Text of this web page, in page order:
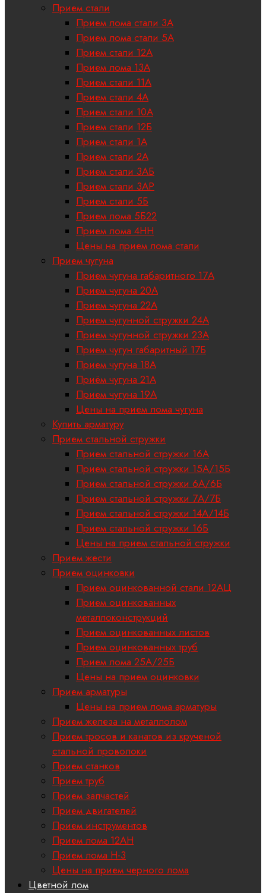
Прием стали
Прием лома стали 3А
Прием лома стали 5А
Прием стали 12А
Прием лома 13А
Прием стали 11А
Прием стали 4А
Прием стали 10А
Прием стали 12Б
Прием стали 1А
Прием стали 2А
Прием стали 3АБ
Прием стали 3АР
Прием стали 5Б
Прием лома 5Б22
Прием лома 4НН
Цены на прием лома стали
Прием чугуна
Прием чугуна габаритного 17A
Прием чугуна 20А
Прием чугуна 22А
Прием чугунной стружки 24А
Прием чугунной стружки 23А
Прием чугун габаритный 17Б
Прием чугуна 18A
Приём чугуна 21А
Прием чугуна 19А
Цены на прием лома чугуна
Купить арматуру
Прием стальной стружки
Прием стальной стружки 16А
Прием стальной стружки 15А/15Б
Прием стальной стружки 6А/6Б
Прием стальной стружки 7А/7Б
Прием стальной стружки 14А/14Б
Прием стальной стружки 16Б
Цены на прием стальной стружки
Прием жести
Прием оцинковки
Прием оцинкованной стали 12АЦ
Прием оцинкованных
металлоконструкций
Прием оцинкованных листов
Прием оцинкованных труб
Прием лома 25А/25Б
Цены на прием оцинковки
Прием арматуры
Цены на прием лома арматуры
Прием железа на металлолом
Прием тросов и канатов из крученой
стальной проволоки
Прием станков
Прием труб
Прием запчастей
Прием двигателей
Прием инструментов
Прием лома 12АН
Прием лома H-3
Цены на прием черного лома
Цветной лом